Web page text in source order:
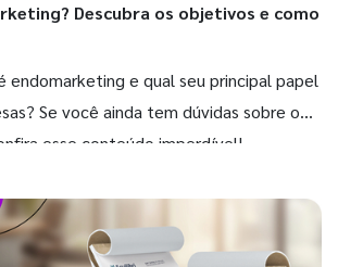
Descubra os objetivos e como
endomarketing e qual seu principal papel
Se você ainda tem dúvidas sobre o
esse conteúdo imperdível!